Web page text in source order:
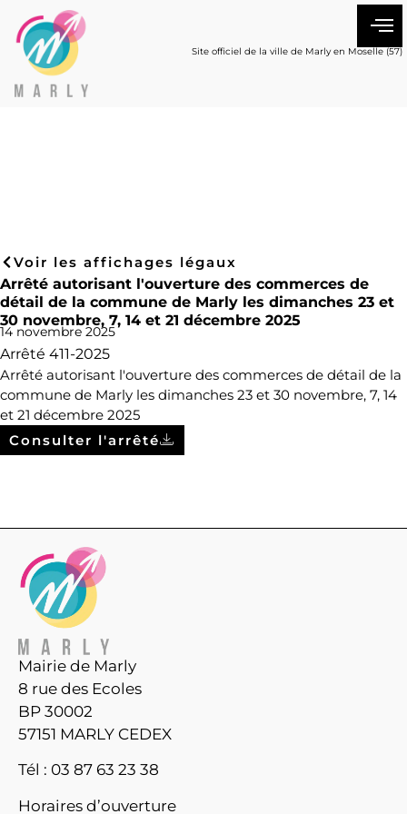
Site officiel de la ville de Marly en Moselle (57)
Voir les affichages légaux
Arrêté autorisant l'ouverture des commerces de
détail de la commune de Marly les dimanches 23 et
30 novembre, 7, 14 et 21 décembre 2025
14 novembre 2025
Arrêté 411-2025
Arrêté autorisant l'ouverture des commerces de détail de la
commune de Marly les dimanches 23 et 30 novembre, 7, 14
et 21 décembre 2025
Consulter l'arrêté
Mairie de Marly
8 rue des Ecoles
BP 30002
57151 MARLY CEDEX
Tél : 03 87 63 23 38
Horaires d’ouverture